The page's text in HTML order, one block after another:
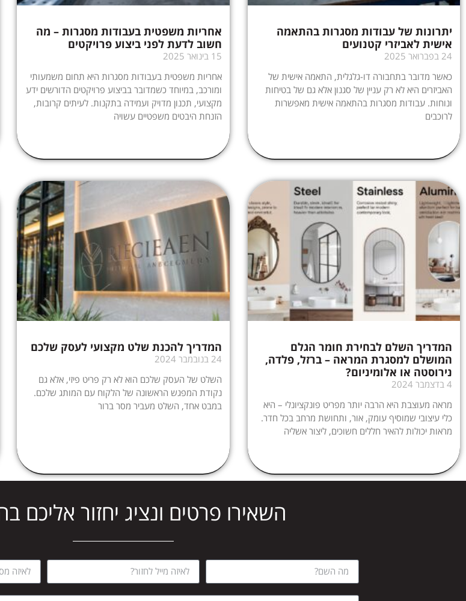
יתרונות של עבודות מסגרות בהתאמה
אישית לאביזרי קטנועים
24 בפברואר 2025
כאשר מדובר בתחבורה דו-גלגלית, התאמה אישית של
האביזרים היא לא רק עניין של סגנון אלא גם של בטיחות
ונוחות. עבודות מסגרות בהתאמה אישית מאפשרות
לרוכבים
אחריות משפטית בעבודות מסגרות – מה
חשוב לדעת לפני ביצוע פרויקטים
15 בינואר 2025
אחריות משפטית בעבודות מסגרות היא תחום משמעותי
ומורכב, במיוחד כשמדובר בביצוע פרויקטים הדורשים ידע
מקצועי, תכנון מדויק ועמידה בתקנות. לעיתים קרובות,
הזנחת היבטים משפטיים עשויה
המדריך השלם לבחירת חומר הגלם
המושלם למסגרת המראה – ברזל, פלדה,
נירוסטה או אלומיניום?
4 בדצמבר 2024
מראה מעוצבת היא הרבה יותר מפריט פונקציונלי – היא
כלי עיצובי שמוסיף עומק, אור, ותחושת מרחב בכל חדר.
מראות יכולות להאיר חללים חשוכים, ליצור אשליה
המדריך להכנת שלט מקצועי לעסק שלכם
24 בנובמבר 2024
השלט של העסק שלכם הוא לא רק פריט פיזי, אלא גם
נקודת המפגש הראשונה של הלקוח עם המותג שלכם.
במבט אחד, השלט מעביר מסר ברור
השאירו פרטים ונציג יחזור אליכם